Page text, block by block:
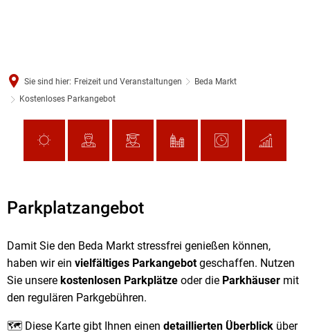
Sie sind hier: Freizeit und Veranstaltungen
Beda Markt
Kostenloses Parkangebot
Parkplatzangebot
Damit Sie den Beda Markt stressfrei genießen können,
haben wir ein vielfältiges Parkangebotgeschaffen. Nutzen
Sie unsere kostenlosen Parkplätze oder die Parkhäuser mit
den regulären Parkgebühren.
🗺️ Diese Karte gibt Ihnen einen detaillierten Überblick über